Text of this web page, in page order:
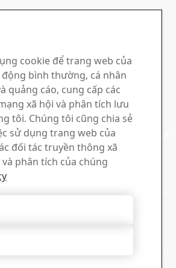
hiểu thêm về gia công
SSAB
tôi
Kỹ thuật của SSAB để giải quyết các
Chúng tôi có mặt trên toàn cầu
tin
tài liệu quảng cáo, chứng chỉ và các
bản tin
cookie để trang web của
bình thường, cá nhân
quảng cáo, cung cấp các
xã hội và phân tích lưu
tôi. Chúng tôi cũng chia sẻ
sử dụng trang web của
đối tác truyền thông xã
phân tích của chúng